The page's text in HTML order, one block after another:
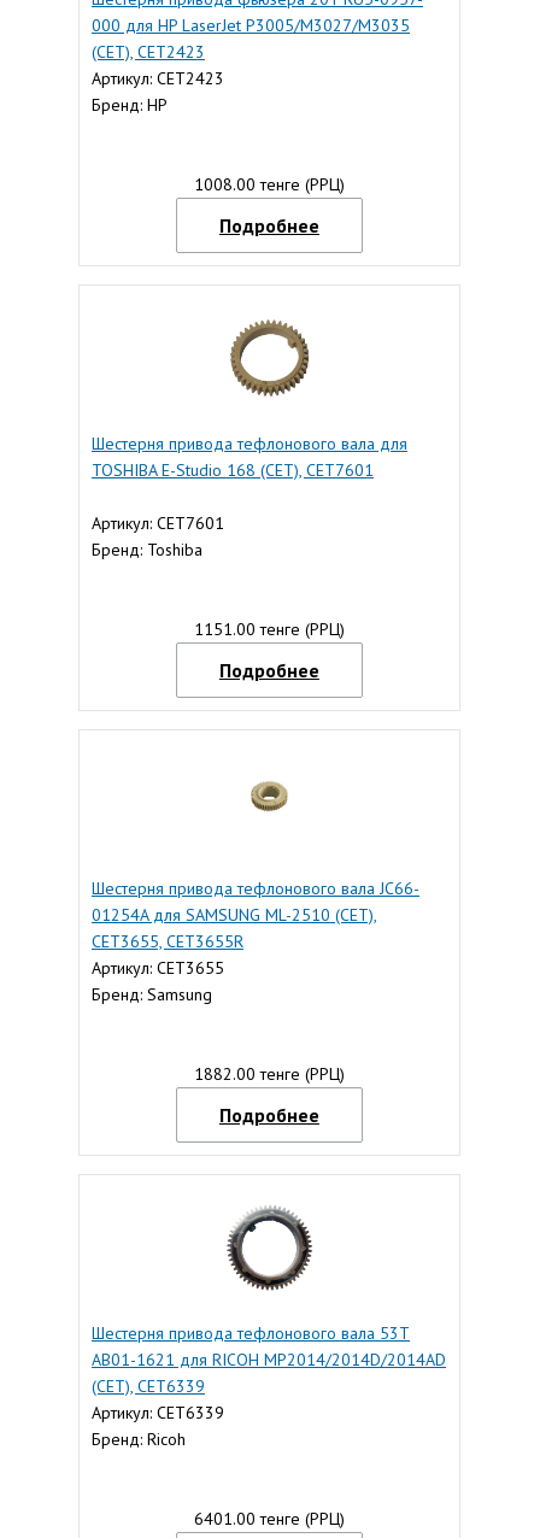
000 для HP LaserJet P3005/M3027/M3035
(CET), CET2423
Артикул: CET2423
Бренд: HP
1008.00 тенге (РРЦ)
Подробнее
Шестерня привода тефлонового вала для
TOSHIBA E-Studio 168 (CET), CET7601
Артикул: CET7601
Бренд: Toshiba
1151.00 тенге (РРЦ)
Подробнее
Шестерня привода тефлонового вала JC66-
01254A для SAMSUNG ML-2510 (CET),
CET3655, CET3655R
Артикул: CET3655
Бренд: Samsung
1882.00 тенге (РРЦ)
Подробнее
Шестерня привода тефлонового вала 53T
AB01-1621 для RICOH MP2014/2014D/2014AD
(CET), CET6339
Артикул: CET6339
Бренд: Ricoh
6401.00 тенге (РРЦ)